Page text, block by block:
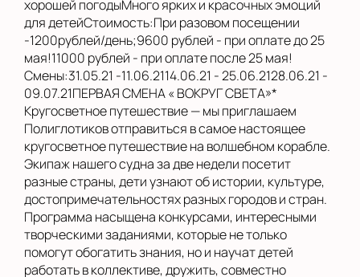
хорошей погодыМного ярких и красочных эмоций
для детейСтоимость:При разовом посещении
-1200рублей/день;9600 рублей - при оплате до 25
мая!11000 рублей - при оплате после 25 мая!
Смены:31.05.21 -11.06.2114.06.21 - 25.06.2128.06.21 -
09.07.21ПЕРВАЯ СМЕНА « ВОКРУГ СВЕТА»*
Кругосветное путешествие — мы приглашаем
Полиглотиков отправиться в самое настоящее
кругосветное путешествие на волшебном корабле.
Экипаж нашего судна за две недели посетит
разные страны, дети узнают об истории, культуре,
достопримечательностях разных городов и стран.
Программа насыщена конкурсами, интересными
творческими заданиями, которые не только
помогут обогатить знания, но и научат детей
работать в коллективе, дружить, совместно